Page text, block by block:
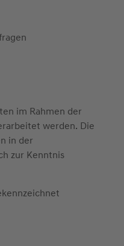
werden. Die
in der
zur Kenntnis